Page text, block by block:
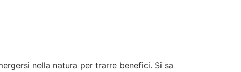
nella natura per trarre benefici. Si sa